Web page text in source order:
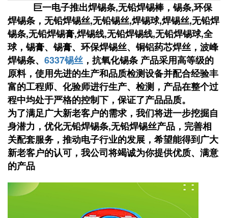
巨一电子推出焊锡条,无铅焊锡棒，锡条,环保
焊锡条，无铅焊锡丝,无铅锡丝,焊锡球,焊锡丝,无铅焊
锡条,无铅焊锡膏,焊锡线,无铅焊锡线,无铅焊锡球,全
球，锡膏、锡膏、环保焊锡丝、铜铝药芯焊丝，波峰
焊锡条、 6337锡丝 ，抗氧化锡条 产品采用高等级的
原料，使用先进的生产和品质检测设备并配合经验丰
富的工程师、化验师进行生产、检测，产品在整个过
程中均处于严格的控制下，保证了产品品质。
为了满足广大新老客户的需求，我们将进一步挖掘自
身潜力，优化无铅焊锡条,无铅焊锡丝产品，完善相
关配套服务，推动电子行业的发展，希望能得到广大
新老客户的认可，我公司将竭诚为你提供优质、满意
的产品